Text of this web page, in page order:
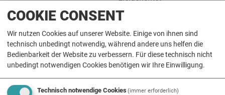
COOKIE CONSENT
Wir nutzen Cookies auf unserer Website. Einige von ihnen sind
technisch unbedingt notwendig, während andere uns helfen die
Bedienbarkeit der Website zu verbessern. Für diese technisch nicht
unbedingt notwendigen Cookies benötigen wir Ihre Einwilligung.
Technisch notwendige Cookies(immer erforderlich)
weiterentwickeln, ihre
Erfolge sichtbar machen
und die gewonnenen
Erkenntnisse für
zukünftige strategische
Entscheidungen nutzen